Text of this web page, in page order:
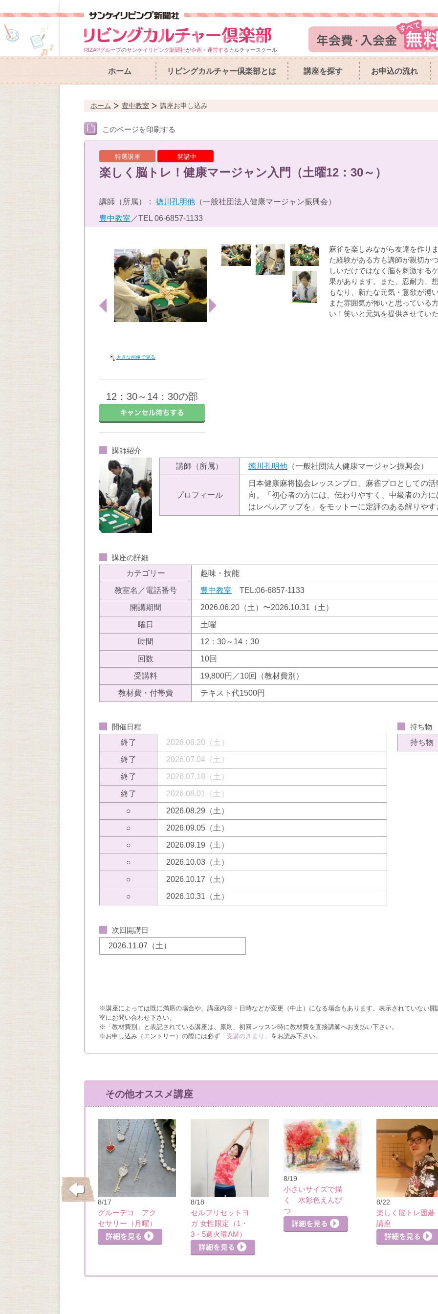
RIZAPグループのサンケイリビング新聞社が企画・運営するカルチャースクール
ホーム リビングカルチャー倶楽部とは 講座を探す お申込の流れ
ホーム 豊中教室 講座お申し込み
このページを印刷する
特選講座 開講中
楽しく脳トレ！健康マージャン入門（土曜12：30～）
講師（所属）： 徳川孔明他 （一般社団法人健康マージャン振興会）
豊中教室 ／TEL 06-6857-1133
大きな画像で見る
麻雀を楽しみながら友達を作り
た経験がある方も講師が親切か
しいだけではなく脳を刺激する
果があります。また、忍耐力、
もなり、新たな元気・意欲が湧
また雰囲気が怖いと思っている
い！笑いと元気を提供させてい
12：30～14：30の部
講師紹介
講師（所属）
徳川孔明他 （一般社団法人健康マージャン振興会）
プロフィール
日本健康麻将協会レッスンプロ。麻雀プロとしての
向。「初心者の方には、伝わりやすく、中級者の方
はレベルアップを」をモットーに定評のある解りや
講座の詳細
カテゴリー
趣味・技能
教室名／電話番号 豊中教室 TEL:06-6857-1133
開講期間 2026.06.20（土）〜2026.10.31（土）
曜日 土曜
時間 12：30～14：30
回数 10回
受講料 19,800円／10回（教材費別）
教材費・付帯費 テキスト代1500円
開催日程
終了
2026.06.20（土）
終了 2026.07.04（土）
終了 2026.07.18（土）
終了 2026.08.01（土）
○ 2026.08.29（土）
○ 2026.09.05（土）
○ 2026.09.19（土）
○ 2026.10.03（土）
○ 2026.10.17（土）
○ 2026.10.31（土）
持ち物
持ち物
次回開講日
2026.11.07（土）
※講座によっては既に満席の場合や、講座内容・日時などが変更（中止）になる場合もあります。表示されていない
室にお問い合わせ下さい。
※「教材費別」と表記されている講座は、原則、初回レッスン時に教材費を直接講師へお支払い下さい。
※お申し込み（エントリー）の際には必ず 「受講のきまり」 をお読み下さい。
その他オススメ講座
10/21
全身スッキリピラ
ティス（13：00）
8/17
グルーデコ アク
セサリー（月曜）
8/18
セルフリセットヨ
ガ 女性限定（1・
3・5週火曜AM）
8/19
小さいサイズで描
く 水彩色えんぴ
つ
8/22
楽しく脳トレ囲碁
講座
を見る
詳細を見る
詳細を見る
詳細を見る